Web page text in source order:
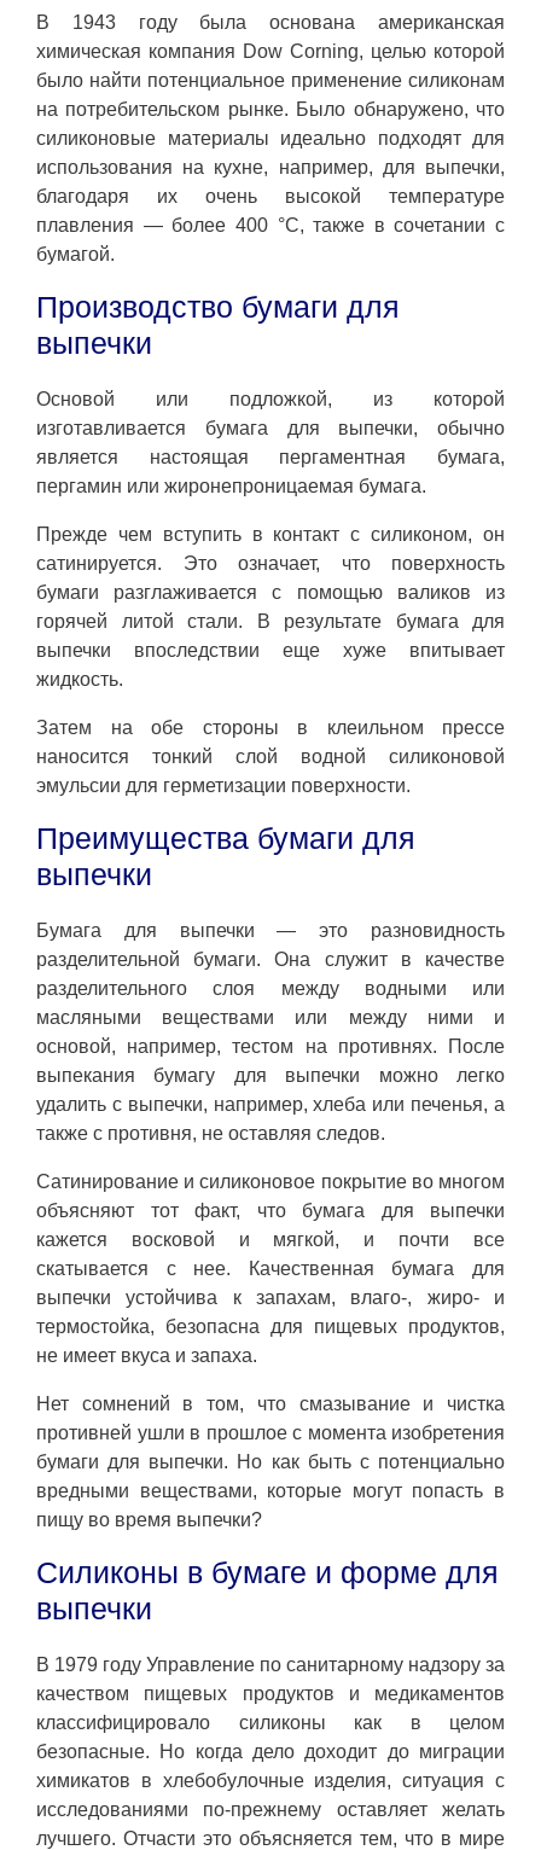
В 1943 году была основана американская
химическая компания Dow Corning, целью которой
было найти потенциальное применение силиконам
на потребительском рынке. Было обнаружено, что
силиконовые материалы идеально подходят для
использования на кухне, например, для выпечки,
благодаря их очень высокой температуре
плавления — более 400 °С, также в сочетании с
бумагой.
Производство бумаги для
выпечки
Основой или подложкой, из которой
изготавливается бумага для выпечки, обычно
является настоящая пергаментная бумага,
пергамин или жиронепроницаемая бумага.
Прежде чем вступить в контакт с силиконом, он
сатинируется. Это означает, что поверхность
бумаги разглаживается с помощью валиков из
горячей литой стали. В результате бумага для
выпечки впоследствии еще хуже впитывает
жидкость.
Затем на обе стороны в клеильном прессе
наносится тонкий слой водной силиконовой
эмульсии для герметизации поверхности.
Преимущества бумаги для
выпечки
Бумага для выпечки — это разновидность
разделительной бумаги. Она служит в качестве
разделительного слоя между водными или
масляными веществами или между ними и
основой, например, тестом на противнях. После
выпекания бумагу для выпечки можно легко
удалить с выпечки, например, хлеба или печенья, а
также с противня, не оставляя следов.
Сатинирование и силиконовое покрытие во многом
объясняют тот факт, что бумага для выпечки
кажется восковой и мягкой, и почти все
скатывается с нее. Качественная бумага для
выпечки устойчива к запахам, влаго-, жиро- и
термостойка, безопасна для пищевых продуктов,
не имеет вкуса и запаха.
Нет сомнений в том, что смазывание и чистка
противней ушли в прошлое с момента изобретения
бумаги для выпечки. Но как быть с потенциально
вредными веществами, которые могут попасть в
пищу во время выпечки?
Силиконы в бумаге и форме для
выпечки
В 1979 году Управление по санитарному надзору за
качеством пищевых продуктов и медикаментов
классифицировало силиконы как в целом
безопасные. Но когда дело доходит до миграции
химикатов в хлебобулочные изделия, ситуация с
исследованиями по-прежнему оставляет желать
лучшего. Отчасти это объясняется тем, что в мире